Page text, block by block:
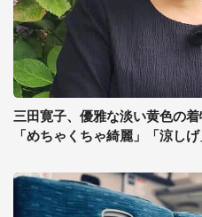
三田寛子、優雅な淡い黄色の
「めちゃくちゃ綺麗」「涼し